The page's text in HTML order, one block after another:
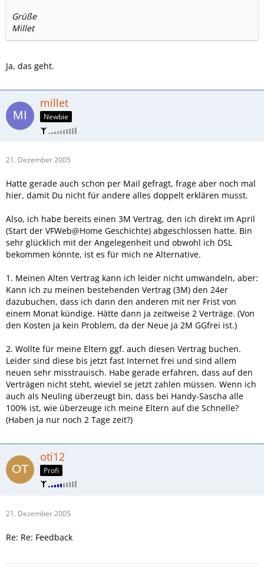
Grüße
Millet
Ja, das geht.
millet
Newbie
21. Dezember 2005
Hatte gerade auch schon per Mail gefragt, frage aber noch mal
hier, damit Du nicht für andere alles doppelt erklären musst.
Also, ich habe bereits einen 3M Vertrag, den ich direkt im April
(Start der VFWeb@Home Geschichte) abgeschlossen hatte. Bin
sehr glücklich mit der Angelegenheit und obwohl ich DSL
bekommen könnte, ist es für mich ne Alternative.
1. Meinen Alten Vertrag kann ich leider nicht umwandeln, aber:
Kann ich zu meinen bestehenden Vertrag (3M) den 24er
dazubuchen, dass ich dann den anderen mit ner Frist von
einem Monat kündige. Hätte dann ja zeitweise 2 Verträge. (Von
den Kosten ja kein Problem, da der Neue ja 2M GGfrei ist.)
2. Wollte für meine Eltern ggf. auch diesen Vertrag buchen.
Leider sind diese bis jetzt fast Internet frei und sind allem
neuen sehr misstrauisch. Habe gerade erfahren, dass auf den
Verträgen nicht steht, wieviel se jetzt zahlen müssen. Wenn ich
auch als Neuling überzeugt bin, dass bei Handy-Sascha alle
100% ist, wie überzeuge ich meine Eltern auf die Schnelle?
(Haben ja nur noch 2 Tage zeit?)
oti12
Profi
21. Dezember 2005
Re: Re: Feedback